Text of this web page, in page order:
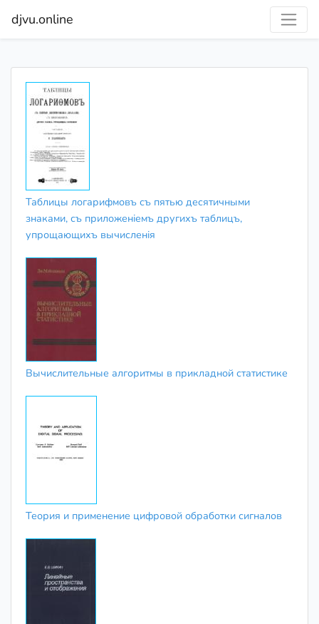
djvu.online
Таблицы логарифмовъ съ пятью десятичными
знаками, съ приложеніемъ другихъ таблицъ,
упрощающихъ вычисленія
Вычислительные алгоритмы в прикладной статистике
Теория и применение цифровой обработки сигналов